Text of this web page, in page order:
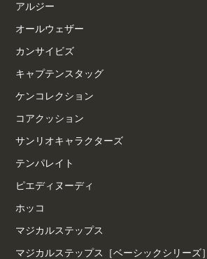
アルジー
オールウェザー
カンサイビズ
キャプテンスタッグ
ケンコレクション
コアクッション
サンリオキャラクターズ
テンパレイト
ピエディヌーディ
ホッコ
マジカルステップス
マジカルステップス［ベーシックシリーズ］